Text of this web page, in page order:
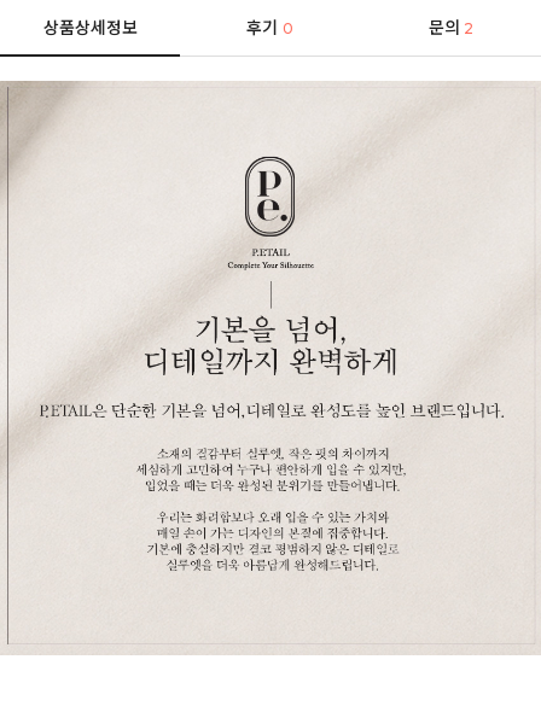
상품상세정보 후기0 문의 2